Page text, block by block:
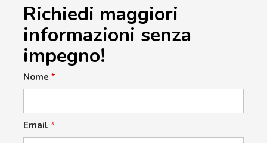
Richiedi maggiori
informazioni senza
impegno!
Nome *
Email *